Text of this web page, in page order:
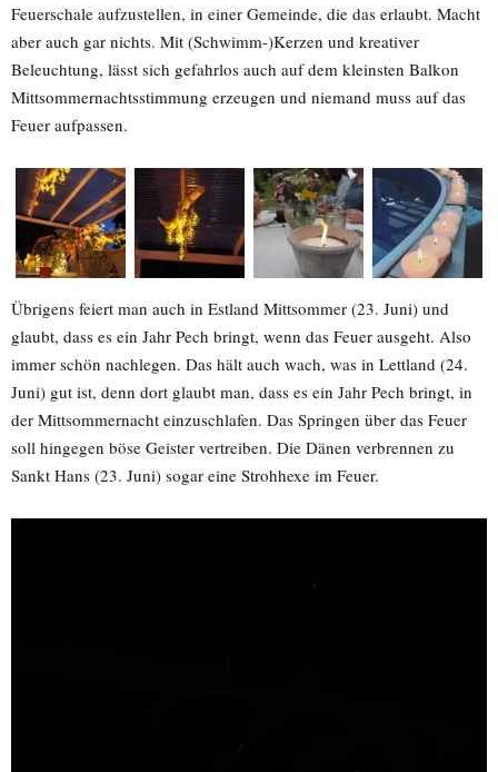
Feuerschale aufzustellen, in einer Gemeinde, die das erlaubt. Macht
aber auch gar nichts. Mit (Schwimm-)Kerzen und kreativer
Beleuchtung, lässt sich gefahrlos auch auf dem kleinsten Balkon
Mittsommernachtsstimmung erzeugen und niemand muss auf das
Feuer aufpassen.
Übrigens feiert man auch in Estland Mittsommer (23. Juni) und
glaubt, dass es ein Jahr Pech bringt, wenn das Feuer ausgeht. Also
immer schön nachlegen. Das hält auch wach, was in Lettland (24.
Juni) gut ist, denn dort glaubt man, dass es ein Jahr Pech bringt, in
der Mittsommernacht einzuschlafen. Das Springen über das Feuer
soll hingegen böse Geister vertreiben. Die Dänen verbrennen zu
Sankt Hans (23. Juni) sogar eine Strohhexe im Feuer.